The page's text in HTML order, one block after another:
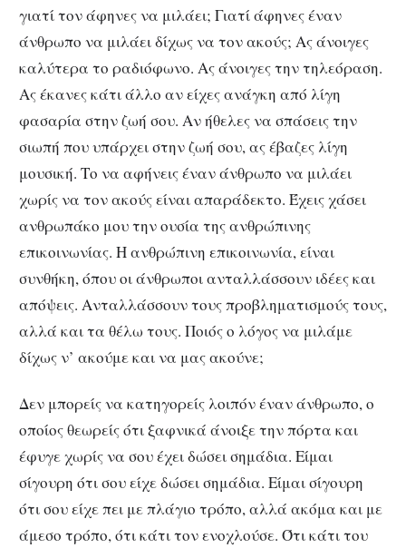
γιατί τον άφηνες να μιλάει; Γιατί άφηνες έναν
άνθρωπο να μιλάει δίχως να τον ακούς; Ας άνοιγες
καλύτερα το ραδιόφωνο. Ας άνοιγες την τηλεόραση.
Ας έκανες κάτι άλλο αν είχες ανάγκη από λίγη
φασαρία στην ζωή σου. Αν ήθελες να σπάσεις την
σιωπή που υπάρχει στην ζωή σου, ας έβαζες λίγη
μουσική. Το να αφήνεις έναν άνθρωπο να μιλάει
χωρίς να τον ακούς είναι απαράδεκτο. Έχεις χάσει
ανθρωπάκο μου την ουσία της ανθρώπινης
επικοινωνίας. Η ανθρώπινη επικοινωνία, είναι
συνθήκη, όπου οι άνθρωποι ανταλλάσσουν ιδέες και
απόψεις. Ανταλλάσσουν τους προβληματισμούς τους,
αλλά και τα θέλω τους. Ποιός ο λόγος να μιλάμε
δίχως ν’ ακούμε και να μας ακούνε;
Δεν μπορείς να κατηγορείς λοιπόν έναν άνθρωπο, ο
οποίος θεωρείς ότι ξαφνικά άνοιξε την πόρτα και
έφυγε χωρίς να σου έχει δώσει σημάδια. Είμαι
σίγουρη ότι σου είχε δώσει σημάδια. Είμαι σίγουρη
ότι σου είχε πει με πλάγιο τρόπο, αλλά ακόμα και με
άμεσο τρόπο, ότι κάτι τον ενοχλούσε. Ότι κάτι του